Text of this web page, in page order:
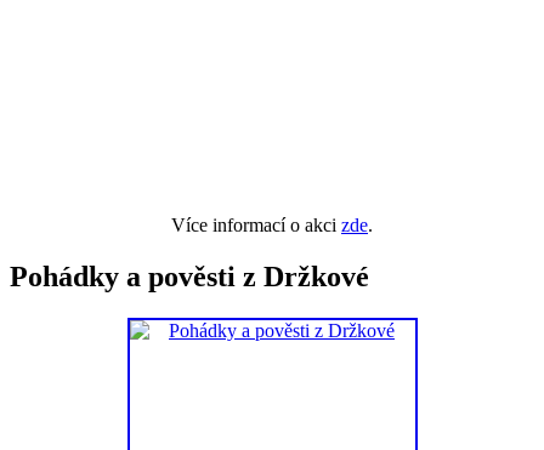
Více informací o akci zde.
Pohádky a pověsti z Držkové